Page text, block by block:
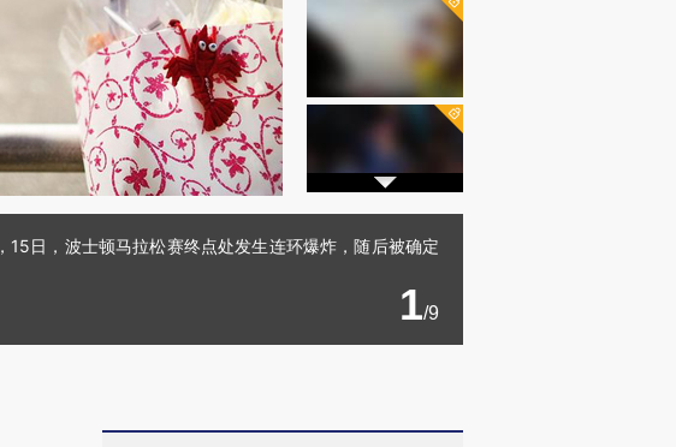
日，波士顿马拉松赛终点处发生连环爆炸，随后被确定
1/9